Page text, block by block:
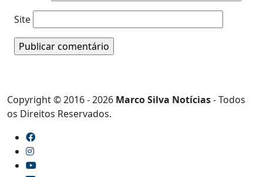
Site
Copyright © 2016 - 2026 Marco Silva Notícias- Todos
os Direitos Reservados.